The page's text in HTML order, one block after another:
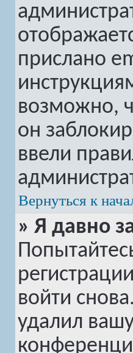
прислано
возможно,
он
ввели
Вернуться к
» Я давно
войти
удалил